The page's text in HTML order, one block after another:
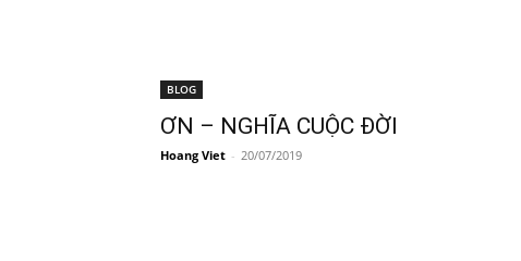
BLOG
ƠN – NGHĨA CUỘC ĐỜI
Hoang Viet - 20/07/2019